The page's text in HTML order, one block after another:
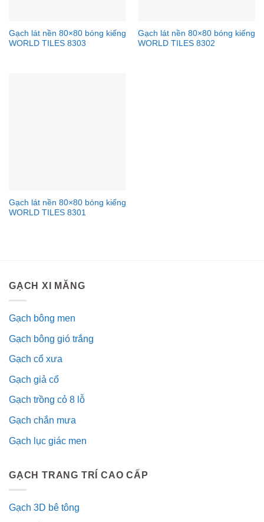
Gạch lát nền 80×80 bóng kiếng
WORLD TILES 8303
Gạch lát nền 80×80 bóng kiếng
WORLD TILES 8302
Gạch lát nền 80×80 bóng kiếng
WORLD TILES 8301
GẠCH XI MĂNG
Gạch bông men
Gạch bông gió trắng
Gạch cổ xưa
Gạch giả cổ
Gạch trồng cỏ 8 lỗ
Gạch chắn mưa
Gạch lục giác men
GẠCH TRANG TRÍ CAO CẤP
Gạch 3D bê tông